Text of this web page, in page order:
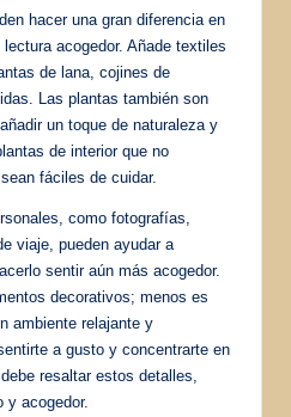
hacer una gran diferencia en
acogedor. Añade textiles
de lana, cojines de
Las plantas también son
un toque de naturaleza y
de interior que no
fáciles de cuidar.
como fotografías,
viaje, pueden ayudar a
sentir aún más acogedor.
decorativos; menos es
ambiente relajante y
a gusto y concentrarte en
debe resaltar estos detalles,
y acogedor.